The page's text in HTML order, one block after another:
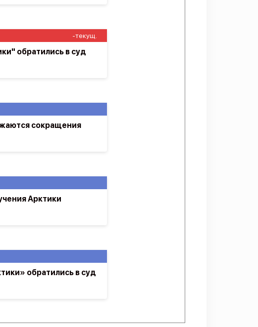
обратились в суд
Арктики
сокращения
-текущ.
обратились в суд